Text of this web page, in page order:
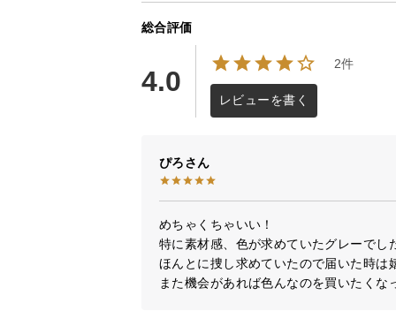
総合評価
4.0
2件
レビューを書く
ぴろ
めちゃくちゃいい！
特に素材感、色が求めていたグレーでし
ほんとに捜し求めていたので届いた時は
また機会があれば色んなのを買いたくな